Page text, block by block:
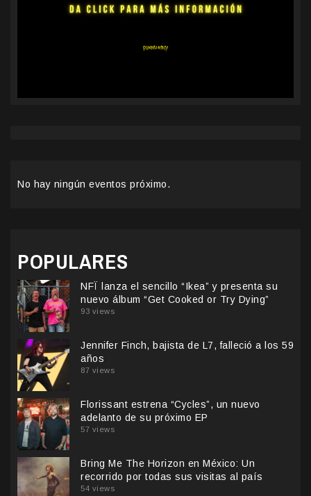
No hay ningún eventos próximo.
POPULARES
NFÏ lanza el sencillo “Ikea” y presenta su
nuevo álbum “Get Cooked or Try Dying”
93 views
Jennifer Finch, bajista de L7, falleció a los 59
años
87 views
Florissant estrena “Cycles”, un nuevo
adelanto de su próximo EP
57 views
Bring Me The Horizon en México: Un
recorrido por todas sus visitas al país
54 views